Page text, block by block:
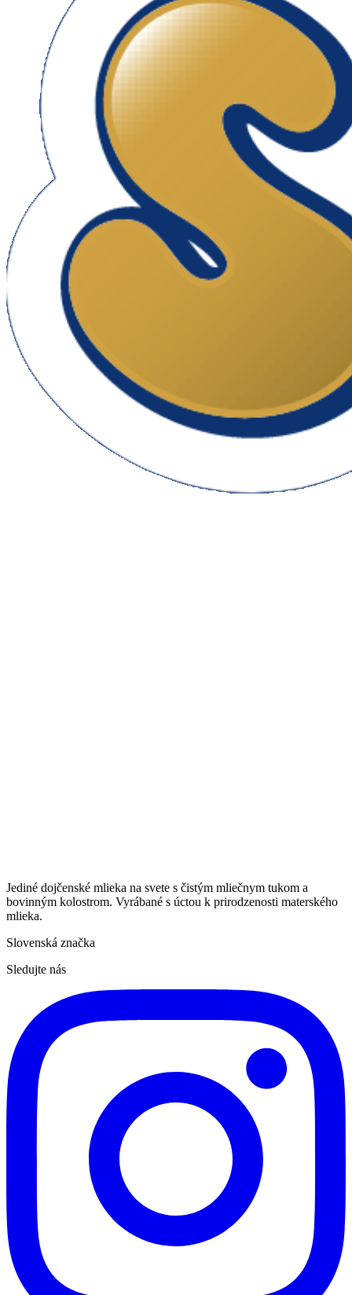
Jediné dojčenské mlieka na svete s čistým mliečnym tukom a
bovinným kolostrom. Vyrábané s úctou k prirodzenosti materského
mlieka.
Slovenská značka
Sledujte nás